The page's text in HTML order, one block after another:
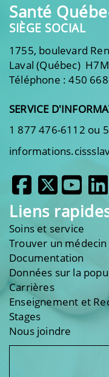
Santé
SIÈGE SOCIAL
1755, boulevard
Laval (Québec)
Téléphone : 450
SERVICE
1 877 476-6112 ou
Liens
Soins et service
Trouver un
Documentation
Données sur la
Carrières
Enseignement et
Stages
Nous joindre